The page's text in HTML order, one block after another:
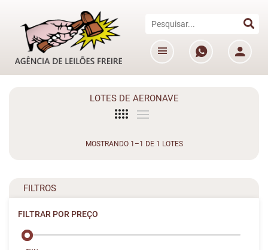
FILTROS
FILTRAR POR PREÇO
LOTES DE AERONAVE
MOSTRANDO 1–1 DE 1 LOTES